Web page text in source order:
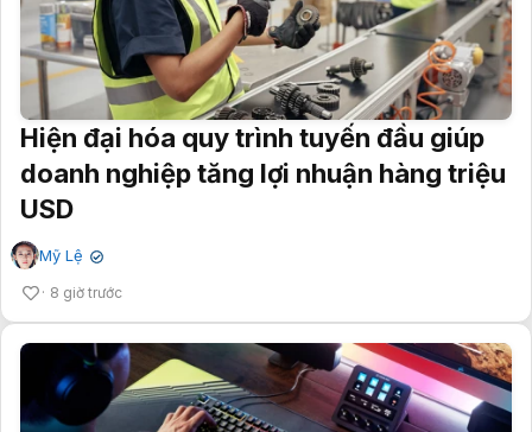
Hiện đại hóa quy trình tuyến đầu giúp
doanh nghiệp tăng lợi nhuận hàng triệu
USD
Mỹ Lệ ✔
8 giờ trước